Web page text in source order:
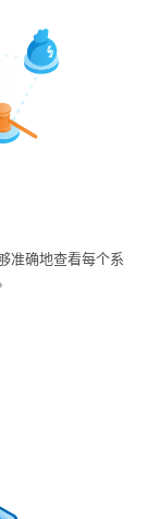
准确地查看每个系